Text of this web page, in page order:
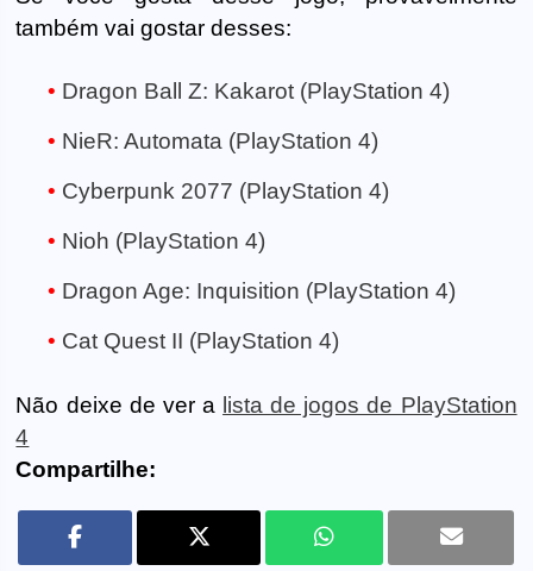
também vai gostar desses:
Dragon Ball Z: Kakarot (PlayStation 4)
NieR: Automata (PlayStation 4)
Cyberpunk 2077 (PlayStation 4)
Nioh (PlayStation 4)
Dragon Age: Inquisition (PlayStation 4)
Cat Quest II (PlayStation 4)
Não deixe de ver a lista de jogos de PlayStation
4
Compartilhe: